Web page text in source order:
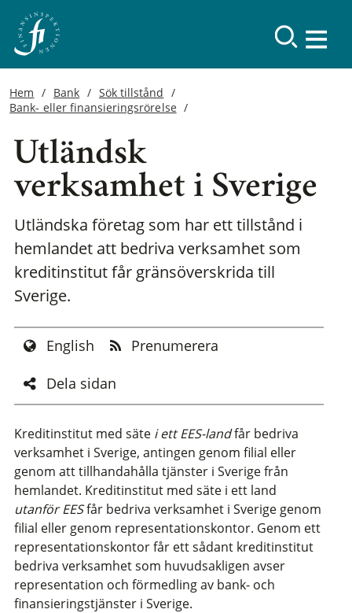
Hem Bank
Sök tillstånd
Bank- eller finansieringsrörelse
Utländsk
verksamhet i Sverige
Utländska företag som har ett tillstånd i
hemlandet att bedriva verksamhet som
kreditinstitut får gränsöverskrida till
Sverige.
English
Prenumerera
Dela sidan
Kreditinstitut med säte i ett EES-landfår bedriva
verksamhet i Sverige, antingen genom filial eller
genom att tillhandahålla tjänster i Sverige från
hemlandet. Kreditinstitut med säte i ett land
utanför EESfår bedriva verksamhet i Sverige genom
filial eller genom representationskontor. Genom ett
representationskontor får ett sådant kreditinstitut
bedriva verksamhet som huvudsakligen avser
representation och förmedling av bank- och
finansieringstjänster i Sverige.